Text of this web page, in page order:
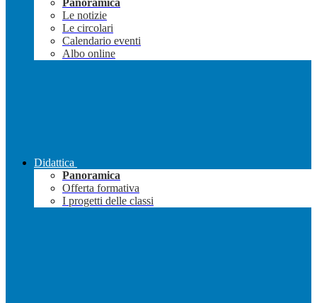
Panoramica
Le notizie
Le circolari
Calendario eventi
Albo online
Didattica
Panoramica
Offerta formativa
I progetti delle classi